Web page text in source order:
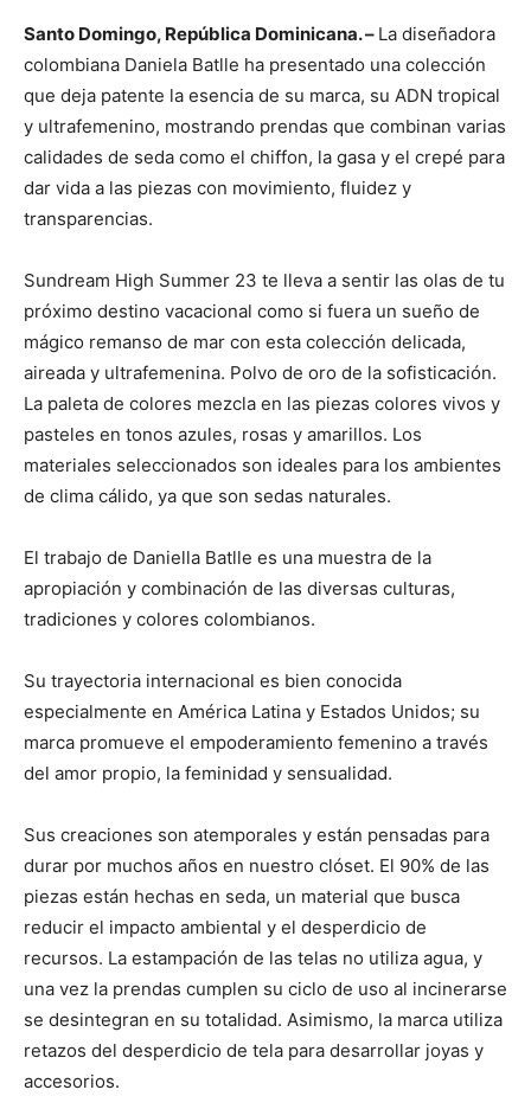
Santo Domingo, República Dominicana. – La diseñadora
colombiana Daniela Batlle ha presentado una colección
que deja patente la esencia de su marca, su ADN tropical
y ultrafemenino, mostrando prendas que combinan varias
calidades de seda como el chiffon, la gasa y el crepé para
dar vida a las piezas con movimiento, fluidez y
transparencias.
Sundream High Summer 23 te lleva a sentir las olas de tu
próximo destino vacacional como si fuera un sueño de
mágico remanso de mar con esta colección delicada,
aireada y ultrafemenina. Polvo de oro de la sofisticación.
La paleta de colores mezcla en las piezas colores vivos y
pasteles en tonos azules, rosas y amarillos. Los
materiales seleccionados son ideales para los ambientes
de clima cálido, ya que son sedas naturales.
El trabajo de Daniella Batlle es una muestra de la
apropiación y combinación de las diversas culturas,
tradiciones y colores colombianos.
Su trayectoria internacional es bien conocida
especialmente en América Latina y Estados Unidos; su
marca promueve el empoderamiento femenino a través
del amor propio, la feminidad y sensualidad.
Sus creaciones son atemporales y están pensadas para
durar por muchos años en nuestro clóset. El 90% de las
piezas están hechas en seda, un material que busca
reducir el impacto ambiental y el desperdicio de
recursos. La estampación de las telas no utiliza agua, y
una vez la prendas cumplen su ciclo de uso al incinerarse
se desintegran en su totalidad. Asimismo, la marca utiliza
retazos del desperdicio de tela para desarrollar joyas y
accesorios.